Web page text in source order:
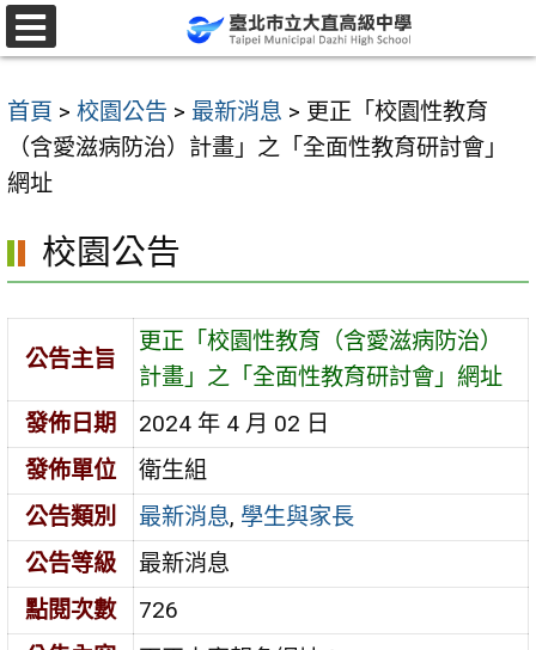
跳
至
要
容
首頁 > 校園公告 > 最新消息 > 更正「校園性教育
（含愛滋病防治）計畫」之「全面性教育研討會」
網址
校園公告
公告主旨
更正「校園性教育（含愛滋病防治）
計畫」之「全面性教育研討會」網址
發佈日期
2024 年 4 月 02 日
發佈單位
衛生組
公告類別
最新消息, 學生與家長
公告等級
最新消息
點閱次數
726
選
單